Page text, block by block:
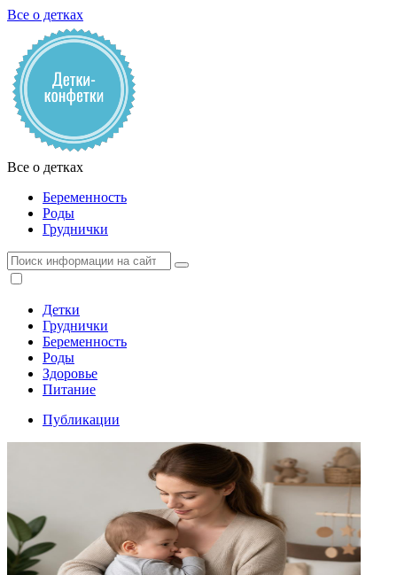
Все о детках
Все о детках
Беременность
Роды
Груднички
Детки
Груднички
Беременность
Роды
Здоровье
Питание
Публикации